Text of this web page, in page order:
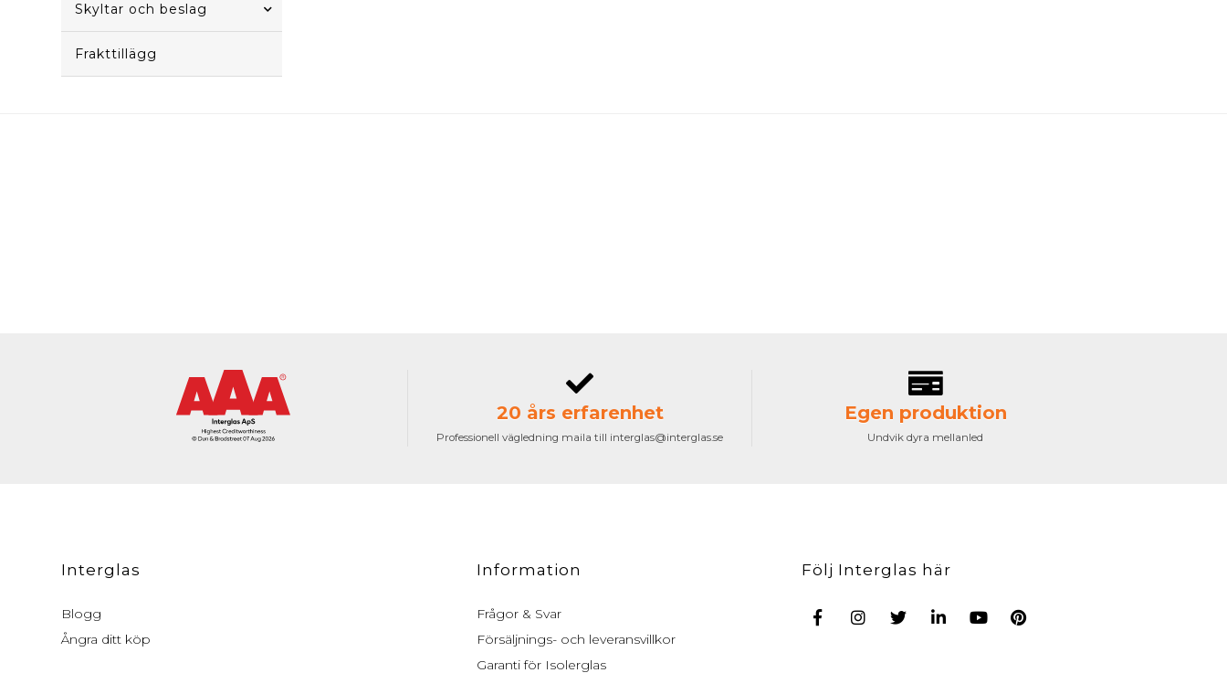
Skyltar och beslag
Frakttillägg
20 års erfarenhet
Professionell vägledning maila till interglas@interglas.se
Egen produktion
Undvik dyra mellanled
Interglas
Blogg
Ångra ditt köp
Information
Frågor & Svar
Försäljnings- och leveransvillkor
Garanti för Isolerglas
Följ Interglas här